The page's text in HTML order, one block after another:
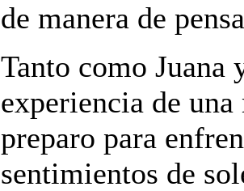
de manera de
Tanto como Juana
experiencia de
preparo para
sentimientos de